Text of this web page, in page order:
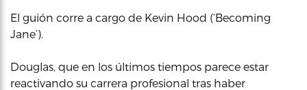
El guión corre a cargo de Kevin Hood (‘Becoming
Jane’).
Douglas, que en los últimos tiempos parece estar
reactivando su carrera profesional tras haber